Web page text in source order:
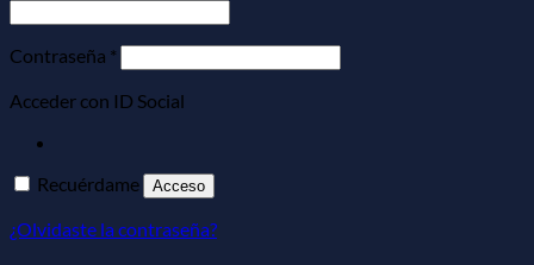
Contraseña * Obligatorio
Acceder con ID Social
Recuérdame Acceso
¿Olvidaste la contraseña?